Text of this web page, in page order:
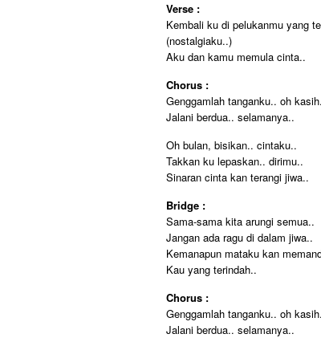
Verse :
Kembali ku di pelukanmu yang
(nostalgiaku..)
Aku dan kamu memula cinta..
Chorus :
Genggamlah tanganku.. oh
Jalani berdua.. selamanya..
Oh bulan, bisikan.. cintaku..
Takkan ku lepaskan.. dirimu..
Sinaran cinta kan terangi jiwa..
Bridge :
Sama-sama kita arungi semua..
Jangan ada ragu di dalam jiwa..
Kemanapun mataku kan
Kau yang terindah..
Chorus :
Genggamlah tanganku.. oh
Jalani berdua.. selamanya..